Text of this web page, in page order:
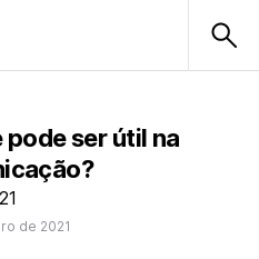
ser útil na
de 2021